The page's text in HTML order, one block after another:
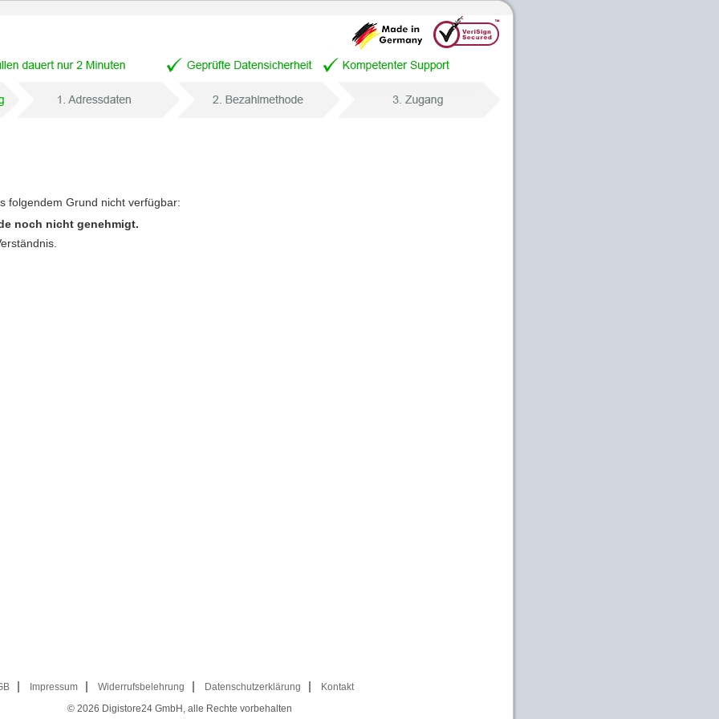
folgendem Grund nicht verfügbar:
noch nicht genehmigt.
Impressum Widerrufsbelehrung Datenschutzerklärung
Kontakt
© 2026 Digistore24 GmbH, alle Rechte vorbehalten